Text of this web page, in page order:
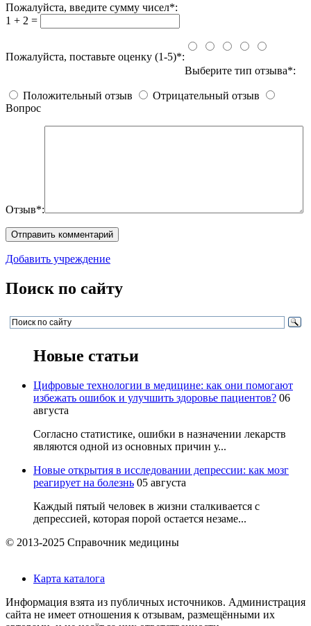
Пожалуйста, введите сумму чисел*:
1 + 2 =
Пожалуйста, поставьте оценку (1-5)*:
Выберите тип отзыва*:
Положительный отзыв
Отрицательный отзыв
Вопрос
Отзыв*:
Добавить учреждение
Поиск по сайту
Новые статьи
Цифровые технологии в медицине: как они помогают
избежать ошибок и улучшить здоровье пациентов? 06
августа
Согласно статистике, ошибки в назначении лекарств
являются одной из основных причин у...
Новые открытия в исследовании депрессии: как мозг
реагирует на болезнь 05 августа
Каждый пятый человек в жизни сталкивается с
депрессией, которая порой остается незаме...
© 2013-2025 Справочник медицины
Карта каталога
Информация взята из публичных источников. Администрация
сайта не имеет отношения к отзывам, размещёнными их